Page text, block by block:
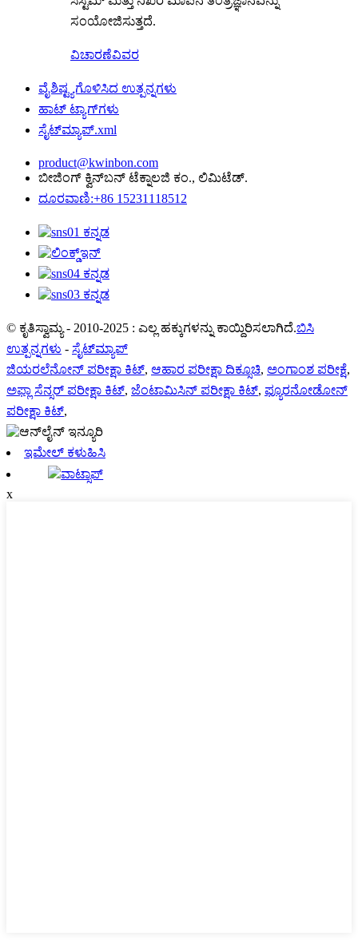
ಸಂಯೋಜಿಸುತ್ತದೆ.
ವಿಚಾರಣೆವಿವರ
ವೈಶಿಷ್ಟ್ಯಗೊಳಿಸಿದ ಉತ್ಪನ್ನಗಳು
ಹಾಟ್ ಟ್ಯಾಗ್‌ಗಳು
ಸೈಟ್‌ಮ್ಯಾಪ್.xml
product@kwinbon.com
ಬೀಜಿಂಗ್ ಕ್ವಿನ್‌ಬನ್ ಟೆಕ್ನಾಲಜಿ ಕಂ., ಲಿಮಿಟೆಡ್.
ದೂರವಾಣಿ:+86 15231118512
© ಕೃತಿಸ್ವಾಮ್ಯ - 2010-2025 : ಎಲ್ಲ ಹಕ್ಕುಗಳನ್ನು ಕಾಯ್ದಿರಿಸಲಾಗಿದೆ.ಬಿಸಿ
ಉತ್ಪನ್ನಗಳು - ಸೈಟ್‌ಮ್ಯಾಪ್
ಜಿಯರಲೆನೋನ್ ಪರೀಕ್ಷಾ ಕಿಟ್, ಆಹಾರ ಪರೀಕ್ಷಾ ದಿಕ್ಸೂಚಿ, ಅಂಗಾಂಶ ಪರೀಕ್ಷೆ,
ಅಫ್ಲಾ ಸೆನ್ಸರ್ ಪರೀಕ್ಷಾ ಕಿಟ್, ಜೆಂಟಾಮಿಸಿನ್ ಪರೀಕ್ಷಾ ಕಿಟ್, ಫ್ಯೂರನೋಡೋನ್
ಪರೀಕ್ಷಾ ಕಿಟ್,
ಇಮೇಲ್ ಕಳುಹಿಸಿ
ವಾಟ್ಸಾಪ್
x